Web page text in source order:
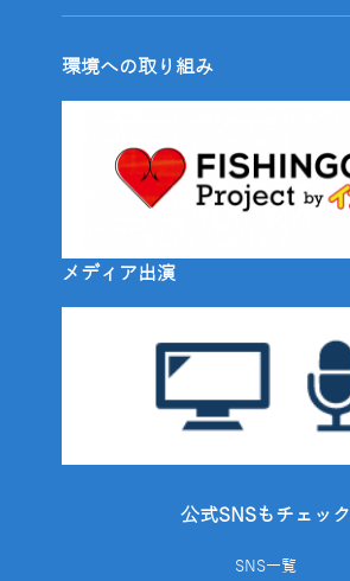
環境への取り組み
メディア出演
公式SNSもチェック
SNS一覧